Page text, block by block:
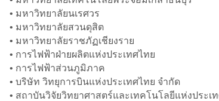
• มหาวิทยาลัยนเรศวร
• มหาวิทยาลัยสวนดุสิต
• มหาวิทยาลัยราชภัฏเชียงราย
• การไฟฟ้าฝ่ายผลิตแห่งประเทศไทย
• การไฟฟ้าส่วนภูมิภาค
• บริษัท วิทยุการบินแห่งประเทศไทย จำกัด
• สถาบันวิจัยวิทยาศาสตร์และเทคโนโลยีแห่งประเ